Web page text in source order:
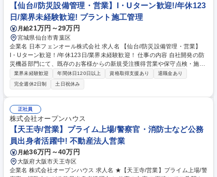
総合職の最低月給が36万円に引き上げられました！固定給が高く、インセ
ンティブ比率も高いです。中途入社者の90%が未経験からスタートです
が、年次を問わず実力に応じた役職や報酬をご用意します。変更の範囲：
当社グループの業務全般 募集職種 ★【六甲道/営業】プライム上場/警察
官・消防士など公務員出身者活躍中！
【仙台//防災設備管理・営業】I・Uターン歓迎!/年休123
日/業界未経験歓迎! プラント施工管理
月給21万円～29万円
宮城県仙台市青葉区
企業名 日本フェンオール株式会社 求人名 【仙台//防災設備管理・営業】
I・Uターン歓迎！/年休123日/業界未経験歓迎！ 仕事の内容 自社開発の防
災機器部門にて、既存のお客様からの新規受注獲得営業や保守点検・施工
管理を一貫して担当していただきます。事務作業だけではなく現場に出向
くこともございます。現場と事務作業は８：２となります。 【業務の詳
細】 ■改修工事管理/設置施工管理/弊社製品のご提案等 ■取引のあるゼネコ
ン等に対し火災警報器や消火設備等、防災機器の販売 ※設備の種類が多岐
にわたる為、防災設備に関して豊富な経験と知見を得ることができます。
【過去の内定実績のある職業】 自衛隊・消防士・電気関係出身者など多様
な職種から内定実績あり 募集職種 【仙台//防災設備管理・営業】I・Uター
ン歓迎！/年休123日/業界未経験歓迎！
業界未経験歓迎 年間休日120日以上 資格取得支援あり
退職金あり
完全週休2日制
土日祝休み
正社員
株式会社オープンハウス
【天王寺/営業】プライム上場/警察官・消防士など公務
員出身者活躍中! 不動産法人営業
月給36万円～40万円
大阪府大阪市天王寺区
企業名 株式会社オープンハウス 求人名 ★【天王寺/営業】プライム上場/警